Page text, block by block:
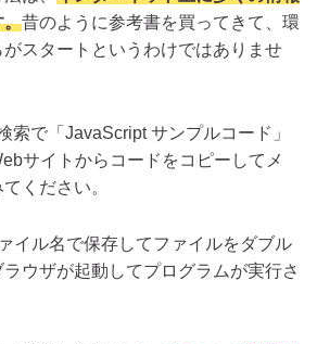
。昔のように参考書を買ってきて、環
スタートというわけではありませ
索で「JavaScript サンプルコード」
サイトからコードをコピーしてメ
ください。
イル名で保存してファイルをダブル
ウザが起動してプログラムが実行さ